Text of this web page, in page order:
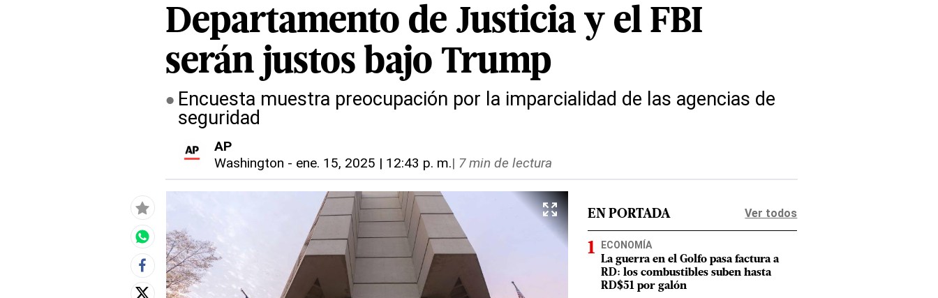
Departamento de Justicia y el FBI
serán justos bajo Trump
Encuesta muestra preocupación por la imparcialidad de las agencias de
seguridad
AP
Washington - ene. 15, 2025 | 12:43 p. m.| 7 min de lectura
EN PORTADA Ver todos
ECONOMÍA
La guerra en el Golfo pasa factura a
RD: los combustibles suben hasta
RD$51 por galón